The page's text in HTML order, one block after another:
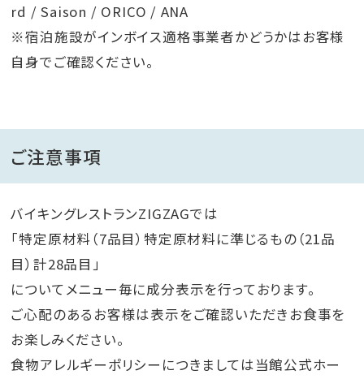
rd / Saison / ORICO / ANA
※宿泊施設がインボイス適格事業者かどうかはお客様
自身でご確認ください。
ご注意事項
バイキングレストランZIGZAGでは
「特定原材料（7品目）特定原材料に準じるもの（21品
目）計28品目」
についてメニュー毎に成分表示を行っております。
ご心配のあるお客様は表示をご確認いただきお食事を
お楽しみください。
食物アレルギーポリシーにつきましては当館公式ホー